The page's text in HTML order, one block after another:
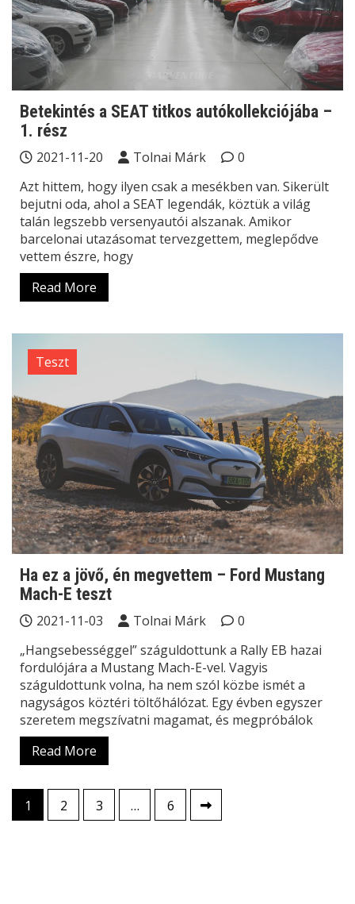
Betekintés a SEAT titkos autókollekciójába –
1. rész
2021-11-20 Tolnai Márk
0
Azt hittem, hogy ilyen csak a mesékben van. Sikerült
bejutni oda, ahol a SEAT legendák, köztük a világ
talán legszebb versenyautói alszanak. Amikor
barcelonai utazásomat tervezgettem, meglepődve
vettem észre, hogy
Read More
Teszt
Ha ez a jövő, én megvettem – Ford Mustang
Mach-E teszt
2021-11-03 Tolnai Márk
0
„Hangsebességgel” száguldottunk a Rally EB hazai
fordulójára a Mustang Mach-E-vel. Vagyis
száguldottunk volna, ha nem szól közbe ismét a
nagyságos köztéri töltőhálózat. Egy évben egyszer
szeretem megszívatni magamat, és megpróbálok
Read More
Bejegyzések
lapozása
1 2 3 … 6